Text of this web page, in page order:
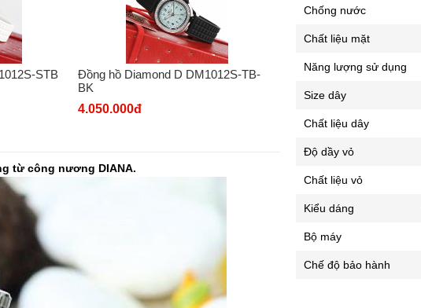
STB
Đồng hồ Diamond D DM1012S-TB-
BK
4.050.000đ
từ công nương DIANA.
Chống nước
Chất liệu mặt
Năng lượng sử dụng
Size dây
Chất liệu dây
Độ dầy vỏ
Chất liệu vỏ
Kiểu dáng
Bộ máy
Chế độ bảo hành